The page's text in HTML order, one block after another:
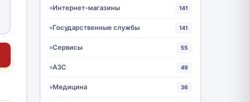
Интернет-магазины 141
Государственные службы 141
Сервисы 55
АЗС 49
Медицина 36